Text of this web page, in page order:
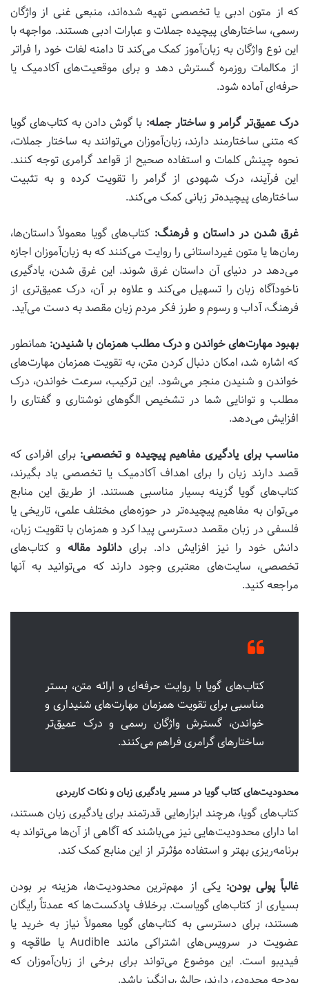
که از متون ادبی یا تخصصی تهیه شده‌اند، منبعی غنی از واژگان
رسمی، ساختارهای پیچیده جملات و عبارات ادبی هستند. مواجهه با
این نوع واژگان به زبان‌آموز کمک می‌کند تا دامنه لغات خود را فراتر
از مکالمات روزمره گسترش دهد و برای موقعیت‌های آکادمیک یا
حرفه‌ای آماده شود.
درک عمیق‌تر گرامر و ساختار جمله: با گوش دادن به کتاب‌های گویا
که متنی ساختارمند دارند، زبان‌آموزان می‌توانند به ساختار جملات،
نحوه چینش کلمات و استفاده صحیح از قواعد گرامری توجه کنند.
این فرآیند، درک شهودی از گرامر را تقویت کرده و به تثبیت
ساختارهای پیچیده‌تر زبانی کمک می‌کند.
غرق شدن در داستان و فرهنگ: کتاب‌های گویا معمولاً داستان‌ها،
رمان‌ها یا متون غیرداستانی را روایت می‌کنند که به زبان‌آموزان اجازه
می‌دهد در دنیای آن داستان غرق شوند. این غرق شدن، یادگیری
ناخودآگاه زبان را تسهیل می‌کند و علاوه بر آن، درک عمیق‌تری از
فرهنگ، آداب و رسوم و طرز فکر مردم زبان مقصد به دست می‌آید.
بهبود مهارت‌های خواندن و درک مطلب همزمان با شنیدن: همانطور
که اشاره شد، امکان دنبال کردن متن، به تقویت همزمان مهارت‌های
خواندن و شنیدن منجر می‌شود. این ترکیب، سرعت خواندن، درک
مطلب و توانایی شما در تشخیص الگوهای نوشتاری و گفتاری را
افزایش می‌دهد.
مناسب برای یادگیری مفاهیم پیچیده و تخصصی: برای افرادی که
قصد دارند زبان را برای اهداف آکادمیک یا تخصصی یاد بگیرند،
کتاب‌های گویا گزینه بسیار مناسبی هستند. از طریق این منابع
می‌توان به مفاهیم پیچیده‌تر در حوزه‌های مختلف علمی، تاریخی یا
فلسفی در زبان مقصد دسترسی پیدا کرد و همزمان با تقویت زبان،
دانش خود را نیز افزایش داد. برای دانلود مقاله و کتاب‌های
تخصصی، سایت‌های معتبری وجود دارند که می‌توانید به آنها
مراجعه کنید.
کتاب‌های گویا با روایت حرفه‌ای و ارائه متن، بستر
مناسبی برای تقویت همزمان مهارت‌های شنیداری و
خواندن، گسترش واژگان رسمی و درک عمیق‌تر
ساختارهای گرامری فراهم می‌کنند.
محدودیت‌های کتاب گویا در مسیر یادگیری زبان و نکات کاربردی
کتاب‌های گویا، هرچند ابزارهایی قدرتمند برای یادگیری زبان هستند،
اما دارای محدودیت‌هایی نیز می‌باشند که آگاهی از آن‌ها می‌تواند به
برنامه‌ریزی بهتر و استفاده مؤثرتر از این منابع کمک کند.
غالباً پولی بودن: یکی از مهم‌ترین محدودیت‌ها، هزینه بر بودن
بسیاری از کتاب‌های گویاست. برخلاف پادکست‌ها که عمدتاً رایگان
هستند، برای دسترسی به کتاب‌های گویا معمولاً نیاز به خرید یا
عضویت در سرویس‌های اشتراکی مانند Audible یا طاقچه و
فیدیبو است. این موضوع می‌تواند برای برخی از زبان‌آموزان که